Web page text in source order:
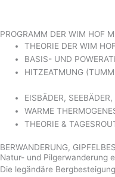
PROGRAMM DER WIM HOF
THEORIE DER WIM
BASIS- UND
HITZEATMUNG
EISBÄDER,
WARME
THEORIE &
BERWANDERUNG,
Natur- und Pilgerwanderung
Die legändäre